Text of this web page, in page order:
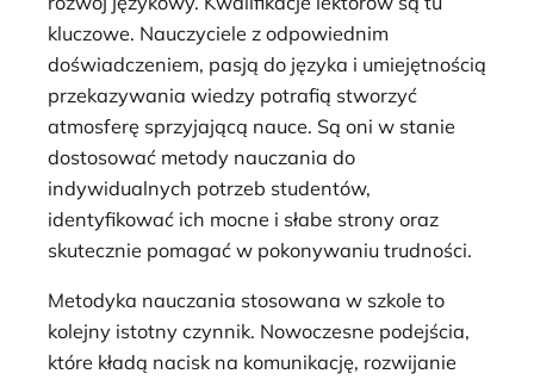
kluczowe. Nauczyciele z odpowiednim
doświadczeniem, pasją do języka i umiejętnością
przekazywania wiedzy potrafią stworzyć
atmosferę sprzyjającą nauce. Są oni w stanie
dostosować metody nauczania do
indywidualnych potrzeb studentów,
identyfikować ich mocne i słabe strony oraz
skutecznie pomagać w pokonywaniu trudności.
Metodyka nauczania stosowana w szkole to
kolejny istotny czynnik. Nowoczesne podejścia,
które kładą nacisk na komunikację, rozwijanie